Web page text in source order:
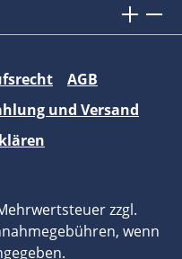
AGB
und Versand
zzgl.
wenn